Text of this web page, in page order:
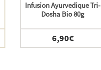
Infusion Ayurvedique Tri-
Dosha Bio 80g
6,90€